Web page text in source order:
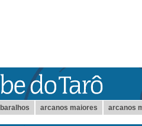
baralhos arcanos maiores arcanos